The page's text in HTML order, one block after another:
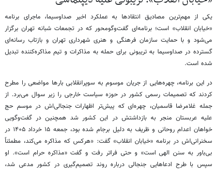
یکی از مهم‌ترین مصادیق انتقادها به عملکرد اخیر صداوسیما، ماجرای برنامه
«خیابان انقلاب» است؛ برنامه‌ای گفت‌وگومحور که در تجمعات شبانه تهران برگزار
می‌شود و با حمایت سازمان فرهنگی و هنری شهرداری تهران و بازتاب رسانه‌ای
گسترده در صداوسیما به تریبونی برای حمله به مذاکرات و تیم مذاکره‌کننده تبدیل
شده است.
در این برنامه، چهره‌هایی از جریان موسوم به سوپرانقلابی بارها مواضعی را مطرح
کردند که تصمیمات رسمی کشور در حوزه سیاست خارجی را زیر سوال می‌برد. از
جمله غلامرضا قاسمیان، چهره‌ای که پیش‌تر اظهارات جنجالی‌اش در موسم حج
علیه عربستان منجر به بازداشتش در این کشور شد همچنین در گفت‌وگویی
خواهان اعدام روحانی و ظریف به دلیل برجام شده بود، جمعه ۱۵ خرداد ۱۴۰۵ در
سخنرانی‌اش در برنامه «خیابان انقلاب» گفت: «هرکس که مذاکره می‌کند، مطمئناً
بی‌باور به سنن الهی است» و حتی فراتر رفت و گفت «مذاکره حرام است». او
سپس با طرح ادعاهایی جنجالی درباره روند تصمیم‌گیری در کشور مدعی شد،